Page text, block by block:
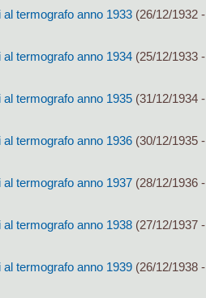
termografo anno 1933(26/12/1932 -
termografo anno 1934(25/12/1933 -
termografo anno 1935(31/12/1934 -
termografo anno 1936(30/12/1935 -
termografo anno 1937(28/12/1936 -
termografo anno 1938(27/12/1937 -
termografo anno 1939(26/12/1938 -